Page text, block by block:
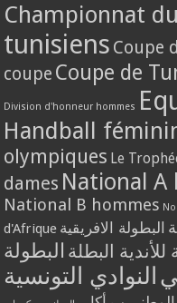
Championnat
tunisiens Coupe
coupe Coupe de
Division d'honneur hommes
Handball
olympiques Le
dames National A
National B hommes
d'Afrique البطولة الافريقية
للأندية البطلة البطولة
النوادي التونسية